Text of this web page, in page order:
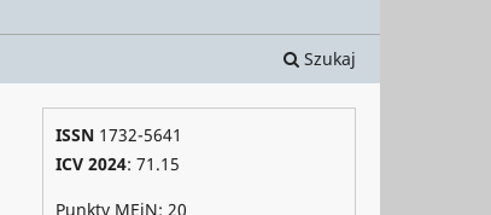
Szukaj
ISSN 1732-5641
ICV 2024: 71.15
Punkty MEiN: 20